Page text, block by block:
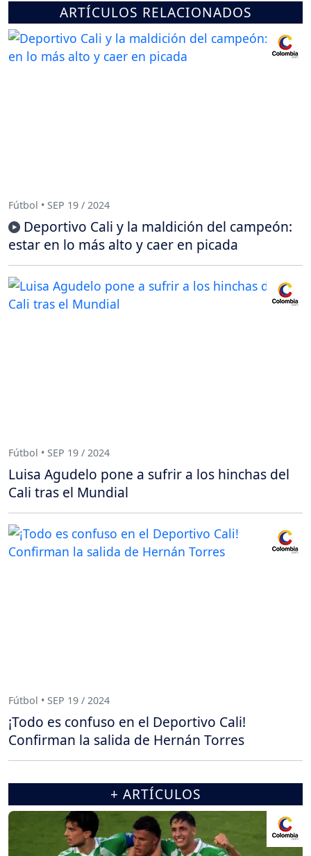
ARTÍCULOS RELACIONADOS
Fútbol • SEP 19 / 2024
Deportivo Cali y la maldición del campeón:
estar en lo más alto y caer en picada
Fútbol • SEP 19 / 2024
Luisa Agudelo pone a sufrir a los hinchas del
Cali tras el Mundial
Fútbol • SEP 19 / 2024
¡Todo es confuso en el Deportivo Cali!
Confirman la salida de Hernán Torres
+ ARTÍCULOS